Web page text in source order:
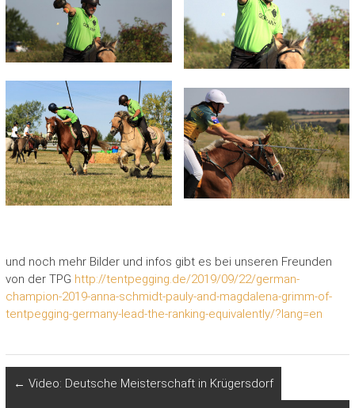
und noch mehr Bilder und infos gibt es bei unseren Freunden
von der TPG http://tentpegging.de/2019/09/22/german-
champion-2019-anna-schmidt-pauly-and-magdalena-grimm-of-
tentpegging-germany-lead-the-ranking-equivalently/?lang=en
← Video: Deutsche Meisterschaft in Krügersdorf